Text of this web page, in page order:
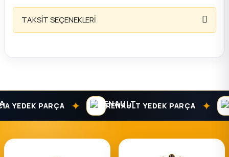
Parça
TAKSİT SEÇENEKLERİ
YEDEK PARÇA ✦ RENAULT YEDEK PARÇA ✦